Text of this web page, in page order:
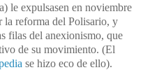
le expulsasen en noviembre
la reforma del Polisario, y
filas del anexionismo, que
de su movimiento. (El
se hizo eco de ello).